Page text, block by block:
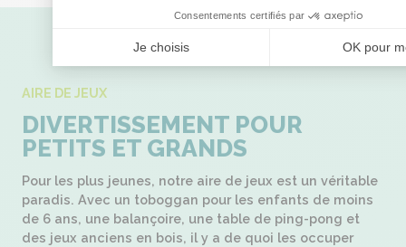
AIRE DE JEUX
DIVERTISSEMENT POUR
PETITS ET GRANDS
Pour les plus jeunes, notre aire de jeux est un véritable
paradis. Avec un toboggan pour les enfants de moins
de 6 ans, une balançoire, une table de ping-pong et
des jeux anciens en bois, il y a de quoi les occuper